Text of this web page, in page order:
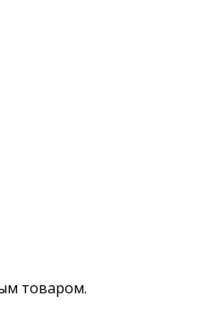
товаром.